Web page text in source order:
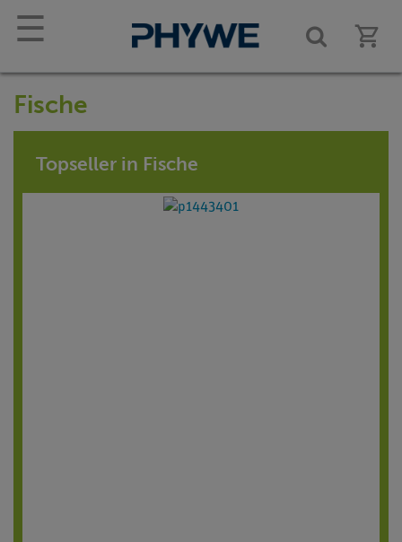
☰
Fische
Topseller in Fische